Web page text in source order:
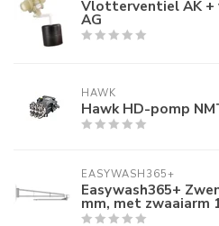
Vlotterventiel AK
AG
HAWK
Hawk HD-pomp
EASYWASH365+
Easywash365+
mm, met zwaaiarm